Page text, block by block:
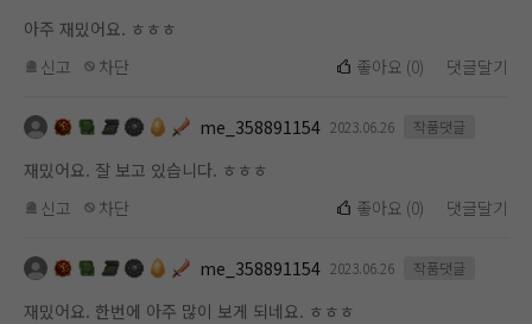
아주 재밌어요. ㅎㅎㅎ
신고
차단 좋아요 (0) 댓글달기
me_358891154 2023.06.26 작품댓글
재밌어요. 잘 보고 있습니다. ㅎㅎㅎ
신고
차단 좋아요 (0) 댓글달기
me_358891154 2023.06.26 작품댓글
재밌어요. 한번에 아주 많이 보게 되네요. ㅎㅎㅎ